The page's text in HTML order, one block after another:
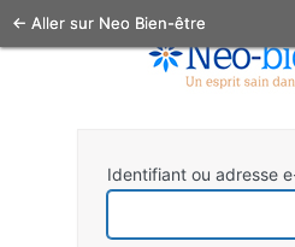
Identifiant ou adresse
← Aller sur Neo Bien-être